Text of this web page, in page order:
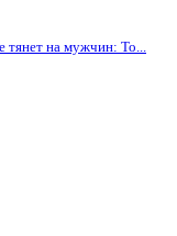
на мужчин: То...